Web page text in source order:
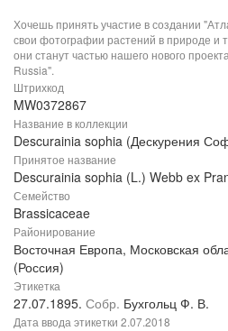
Хочешь принять участие в создании
свои фотографии растений в природе и
они станут частью нашего нового
Russia".
Штрихкод
MW0372867
Название в коллекции
Descurainia sophia (Дескурения
Принятое название
Descurainia sophia (L.) Webb ex
Семейство
Brassicaceae
Районирование
Восточная Европа, Московская
(Россия)
Этикетка
27.07.1895. Собр. Бухгольц Ф. В.
Дата ввода этикетки 2.07.2018